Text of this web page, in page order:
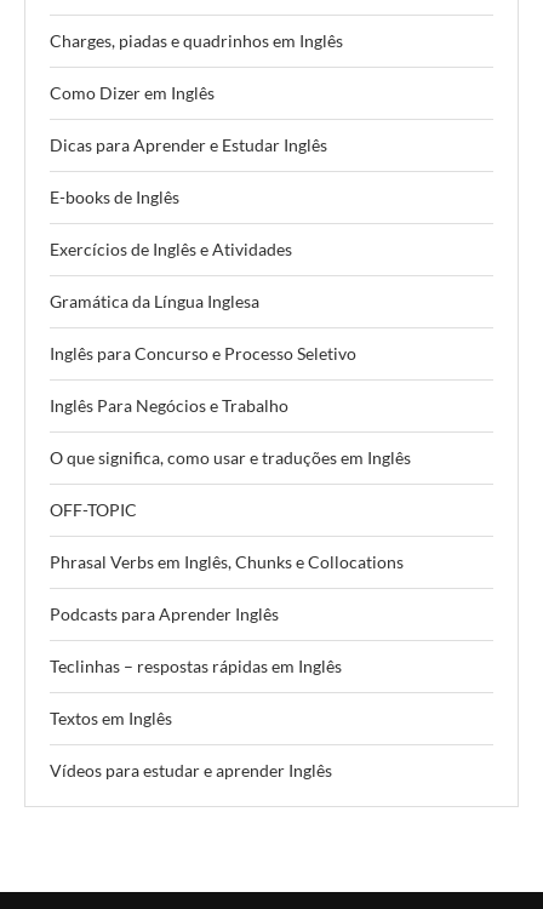
Charges, piadas e quadrinhos em Inglês
Como Dizer em Inglês
Dicas para Aprender e Estudar Inglês
E-books de Inglês
Exercícios de Inglês e Atividades
Gramática da Língua Inglesa
Inglês para Concurso e Processo Seletivo
Inglês Para Negócios e Trabalho
O que significa, como usar e traduções em Inglês
OFF-TOPIC
Phrasal Verbs em Inglês, Chunks e Collocations
Podcasts para Aprender Inglês
Teclinhas – respostas rápidas em Inglês
Textos em Inglês
Vídeos para estudar e aprender Inglês